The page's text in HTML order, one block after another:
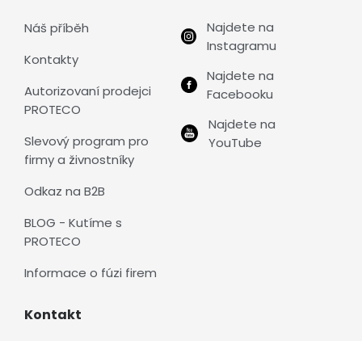
Náš příběh
Kontakty
Autorizovaní prodejci
PROTECO
Slevový program pro
firmy a živnostníky
Odkaz na B2B
BLOG - Kutíme s
PROTECO
Informace o fúzi firem
Najdete na
Instagramu
Najdete na
Facebooku
Najdete na
YouTube
Kontakt